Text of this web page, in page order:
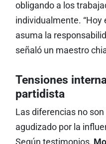
obligando a los
individualmente. “Hoy
asuma la
señaló un maestro
Tensiones
partidista
Las diferencias no
agudizado por la
Según testimonios,